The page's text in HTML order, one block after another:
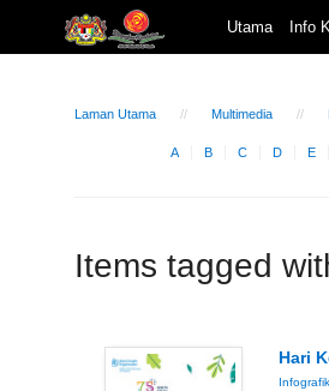
Utama Info
Laman Utama Multimedia
A B C D E
Items tagged
Hari
Infografik